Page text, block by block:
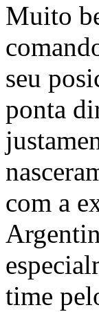
Muito
seu
ponta
com a
time